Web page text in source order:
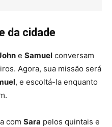
da cidade
e Samuel conversam
Agora, sua missão será
, e escoltá-la enquanto
com Sara pelos quintais e